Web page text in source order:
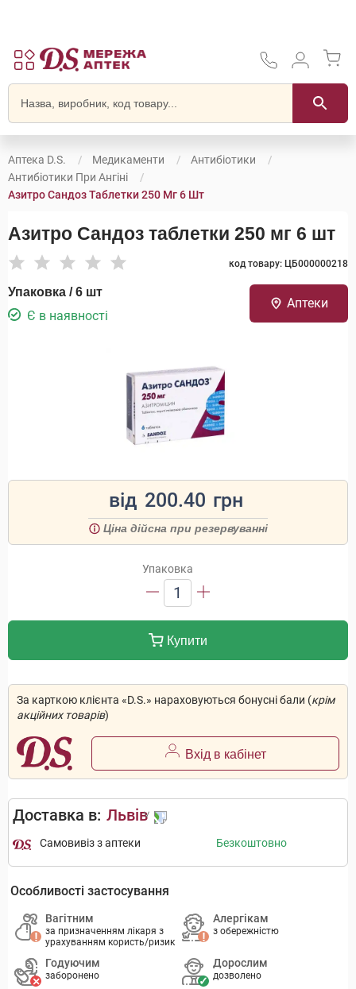
Аптека D.S. Медикаменти
Антибіотики
Антибіотики При Ангіні
Азитро Сандоз Таблетки 250 Мг 6 Шт
Азитро Сандоз таблетки 250 мг 6 шт
код товару: ЦБ000000218
Упаковка / 6 шт
Є в наявності
Аптеки
від 200.40 грн
Ціна дійсна при резервуванні
Упаковка
1
Купити
За карткою клієнта «D.S.» нараховуються бонусні бали (крім
акційних товарів)
Вхід в кабінет
Доставка в: Львів
Самовивіз з аптеки Безкоштовно
Особливості застосування
Вагітним
за призначенням лікаря з
урахуванням користь/ризик
Алергікам
з обережністю
Годуючим
заборонено
Дорослим
дозволено